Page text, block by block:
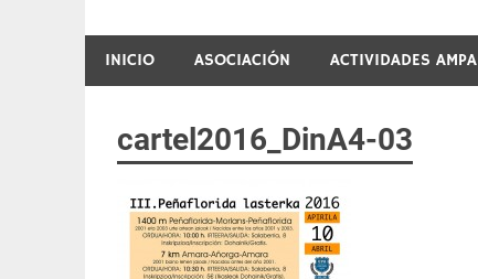
INICIO ASOCIACIÓN ACTIVIDADES AMPA
cartel2016_DinA4-03